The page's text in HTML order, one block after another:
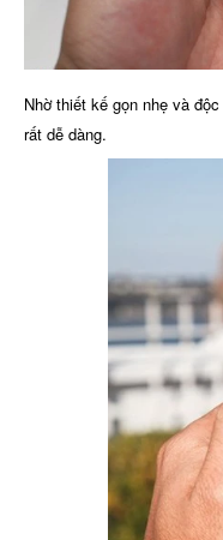
Nhờ thiết kế gọn nhẹ và
rất dễ dàng.